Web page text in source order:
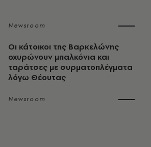
Newsroom
Οι κάτοικοι της Βαρκελώνης
οχυρώνουν μπαλκόνια και
ταράτσες με συρματοπλέγματα
λόγω Θέουτας
Newsroom